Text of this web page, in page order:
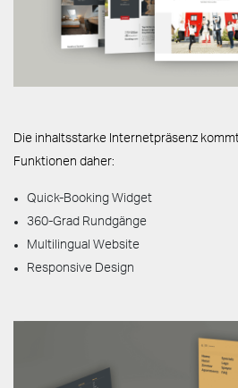
Die inhaltsstarke Internetpräsenz
Funktionen daher:
Quick-Booking Widget
360-Grad Rundgänge
Multilingual Website
Responsive Design